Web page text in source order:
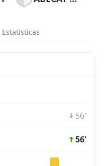
Estatísticas
56'
56'